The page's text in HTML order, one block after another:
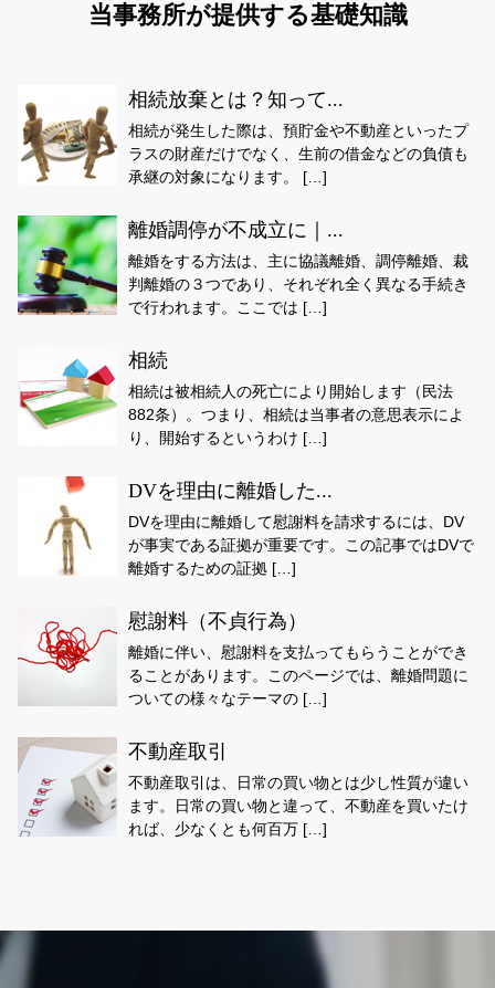
当事務所が提供する基礎知識
相続放棄とは？知って...
相続が発生した際は、預貯金や不動産といったプ
ラスの財産だけでなく、生前の借金などの負債も
承継の対象になります。 […]
離婚調停が不成立に｜...
離婚をする方法は、主に協議離婚、調停離婚、裁
判離婚の３つであり、それぞれ全く異なる手続き
で行われます。ここでは […]
相続
相続は被相続人の死亡により開始します（民法
882条）。つまり、相続は当事者の意思表示によ
り、開始するというわけ […]
DVを理由に離婚した...
DVを理由に離婚して慰謝料を請求するには、DV
が事実である証拠が重要です。この記事ではDVで
離婚するための証拠 […]
慰謝料（不貞行為）
離婚に伴い、慰謝料を支払ってもらうことができ
ることがあります。このページでは、離婚問題に
ついての様々なテーマの […]
不動産取引
不動産取引は、日常の買い物とは少し性質が違い
ます。日常の買い物と違って、不動産を買いたけ
れば、少なくとも何百万 […]